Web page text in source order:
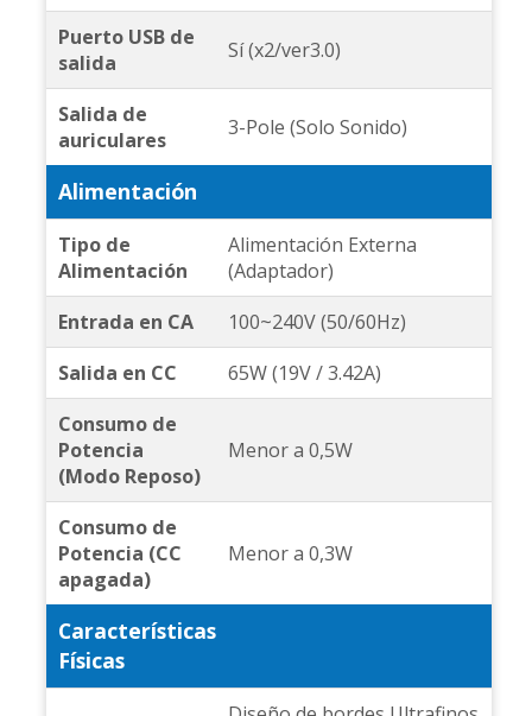
Puerto USB de
salida
Sí (x2/ver3.0)
Salida de
auriculares
3-Pole (Solo Sonido)
Alimentación
Tipo de
Alimentación
Alimentación Externa
(Adaptador)
Entrada en CA
100~240V (50/60Hz)
Salida en CC
65W (19V / 3.42A)
Consumo de
Potencia
(Modo Reposo)
Menor a 0,5W
Consumo de
Potencia (CC
apagada)
Menor a 0,3W
Características
Físicas